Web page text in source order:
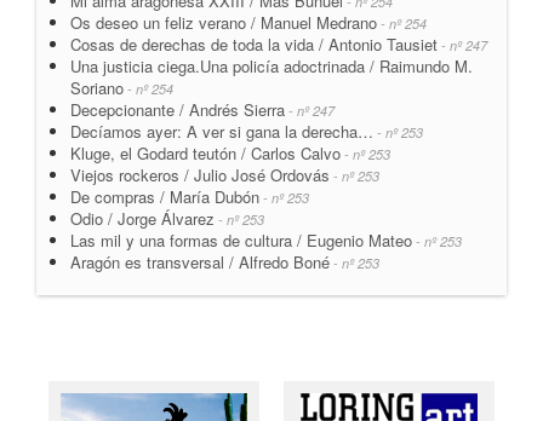
Os deseo un feliz verano / Manuel Medrano - nº 254
Cosas de derechas de toda la vida / Antonio Tausiet - nº 247
Una justicia ciega.Una policía adoctrinada / Raimundo M.
Soriano - nº 254
Decepcionante / Andrés Sierra - nº 247
Decíamos ayer: A ver si gana la derecha… - nº 253
Kluge, el Godard teutón / Carlos Calvo - nº 253
Viejos rockeros / Julio José Ordovás - nº 253
De compras / María Dubón - nº 253
Odio / Jorge Álvarez - nº 253
Las mil y una formas de cultura / Eugenio Mateo - nº 253
Aragón es transversal / Alfredo Boné - nº 253